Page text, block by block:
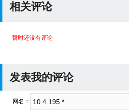
相关评论
暂时还没有评论
发表我的评论
网名：